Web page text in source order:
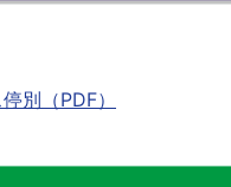
別（PDF）